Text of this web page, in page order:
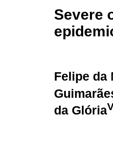
Severe
Felipe da
da Glória